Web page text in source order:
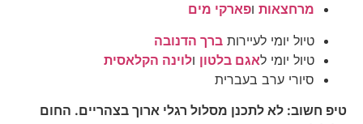
מרחצאות ופארקי מים
טיול יומי לעיירות ברך הדנובה
טיול יומי לאגם בלטון ולוינה הקלאסית
סיורי ערב בעברית
טיפ חשוב: לא לתכנן מסלול רגלי ארוך בצהריים. החום